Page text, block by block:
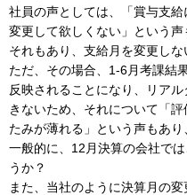
社員の声としては、「賞与支
変更して欲しくない」という声
それもあり、支給月を変更しな
ただ、その場合、1-6月考課結
反映されることになり、リア
きないため、それについて「
たみが薄れる」という声もあり
一般的に、12月決算の会社で
うか？
また、当社のように決算月の